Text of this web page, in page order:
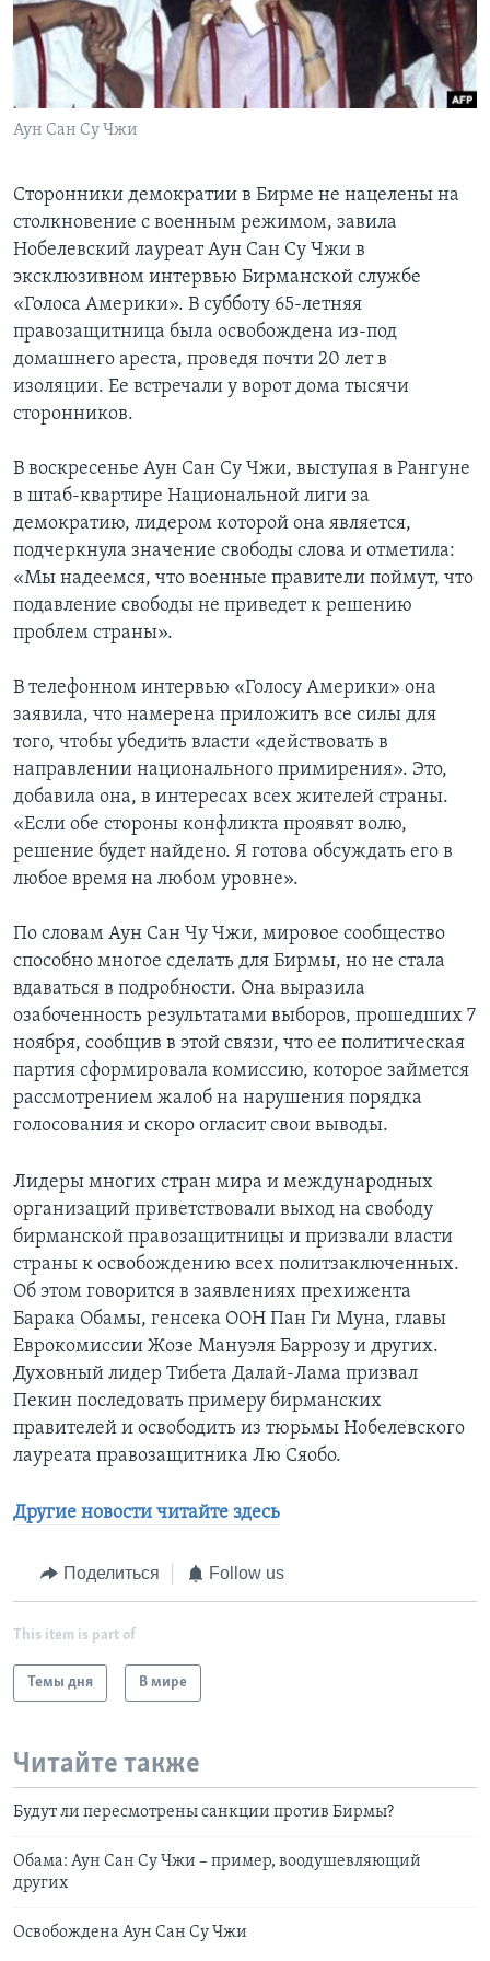
Learning English
СОЦИАЛЬНЫЕ СЕТИ
Языки
Аун Сан Су Чжи
Сторонники демократии в Бирме не нацелены на
столкновение с военным режимом, завила
Нобелевский лауреат Аун Сан Су Чжи в
эксклюзивном интервью Бирманской службе
«Голоса Америки». В субботу 65-летняя
правозащитница была освобождена из-под
домашнего ареста, проведя почти 20 лет в
изоляции. Ее встречали у ворот дома тысячи
сторонников.
В воскресенье Аун Сан Су Чжи, выступая в Рангуне
в штаб-квартире Национальной лиги за
демократию, лидером которой она является,
подчеркнула значение свободы слова и отметила:
«Мы надеемся, что военные правители поймут, что
подавление свободы не приведет к решению
проблем страны».
В телефонном интервью «Голосу Америки» она
заявила, что намерена приложить все силы для
того, чтобы убедить власти «действовать в
направлении национального примирения». Это,
добавила она, в интересах всех жителей страны.
«Если обе стороны конфликта проявят волю,
решение будет найдено. Я готова обсуждать его в
любое время на любом уровне».
По словам Аун Сан Чу Чжи, мировое сообщество
способно многое сделать для Бирмы, но не стала
вдаваться в подробности. Она выразила
озабоченность результатами выборов, прошедших 7
ноября, сообщив в этой связи, что ее политическая
партия сформировала комиссию, которое займется
рассмотрением жалоб на нарушения порядка
голосования и скоро огласит свои выводы.
Лидеры многих стран мира и международных
организаций приветствовали выход на свободу
бирманской правозащитницы и призвали власти
страны к освобождению всех политзаключенных.
Об этом говорится в заявлениях прехижента
Барака Обамы, генсека ООН Пан Ги Муна, главы
Еврокомиссии Жозе Мануэля Баррозу и других.
Духовный лидер Тибета Далай-Лама призвал
Пекин последовать примеру бирманских
правителей и освободить из тюрьмы Нобелевского
лауреата правозащитника Лю Сяобо.
Другие новости читайте здесь
Поделиться Follow us
This item is part of
Темы дня В мире
Читайте также
Будут ли пересмотрены санкции против Бирмы?
Обама: Аун Сан Су Чжи – пример, воодушевляющий
других
Освобождена Аун Сан Су Чжи